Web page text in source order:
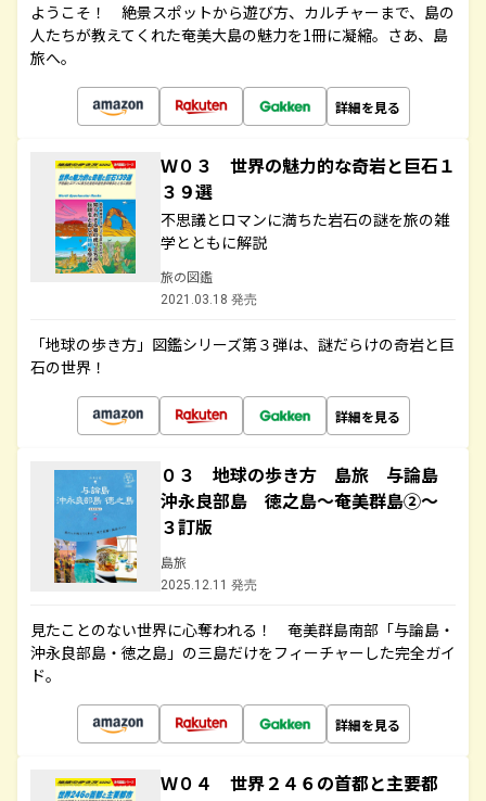
ようこそ！ 絶景スポットから遊び方、カルチャーまで、島の
人たちが教えてくれた奄美大島の魅力を1冊に凝縮。さあ、島
旅へ。
詳細を見る
Ｗ０３ 世界の魅力的な奇岩と巨石１
３９選
不思議とロマンに満ちた岩石の謎を旅の雑
学とともに解説
旅の図鑑
2021.03.18 発売
「地球の歩き方」図鑑シリーズ第３弾は、謎だらけの奇岩と巨
石の世界！
詳細を見る
０３ 地球の歩き方 島旅 与論島
沖永良部島 徳之島～奄美群島②～
３訂版
島旅
2025.12.11 発売
見たことのない世界に心奪われる！ 奄美群島南部「与論島・
沖永良部島・徳之島」の三島だけをフィーチャーした完全ガイ
ド。
詳細を見る
Ｗ０４ 世界２４６の首都と主要都